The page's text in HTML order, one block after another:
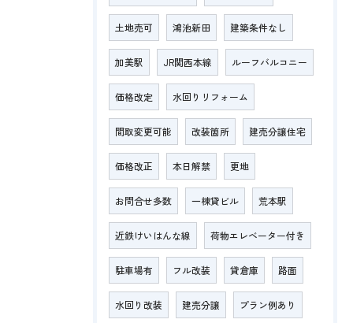
土地売可 鴻池新田 建築条件なし
加美駅 JR関西本線 ルーフバルコニー
価格改定 水回りリフォーム
間取変更可能 改装箇所 建売分譲住宅
価格改正 本日解禁 更地
お問合せ多数 一棟貸ビル 荒本駅
近鉄けいはんな線 荷物エレベーター付き
駐車場有 フル改装 貸倉庫 路面
水回り改装 建売分譲 プラン例あり